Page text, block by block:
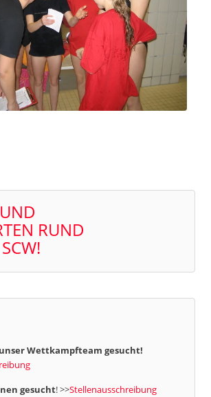
RUND
Wettkampfteam gesucht!
gesucht! >>Stellenausschreibung